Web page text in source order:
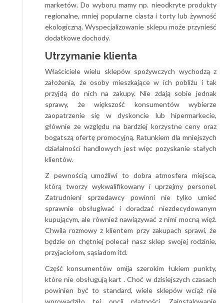
marketów. Do wyboru mamy np. nieodkryte produkty
regionalne, mniej popularne ciasta i torty lub żywność
ekologiczną. Wyspecjalizowanie sklepu może przynieść
dodatkowe dochody.
Utrzymanie klienta
Właściciele wielu sklepów spożywczych wychodzą z
założenia, że osoby mieszkające w ich pobliżu i tak
przyjdą do nich na zakupy. Nie zdają sobie jednak
sprawy, że większość konsumentów wybierze
zaopatrzenie się w dyskoncie lub hipermarkecie,
głównie ze względu na bardziej korzystne ceny oraz
bogatszą ofertę promocyjną. Ratunkiem dla mniejszych
działalności handlowych jest więc pozyskanie stałych
klientów.
Z pewnością umożliwi to dobra atmosfera miejsca,
którą tworzy wykwalifikowany i uprzejmy personel.
Zatrudnieni sprzedawcy powinni nie tylko umieć
sprawnie obsługiwać i doradzać niezdecydowanym
kupującym, ale również nawiązywać z nimi mocną więź.
Chwila rozmowy z klientem przy zakupach sprawi, że
będzie on chętniej polecał nasz sklep swojej rodzinie,
przyjaciołom, sąsiadom itd.
Część konsumentów omija szerokim łukiem punkty,
które nie obsługują kart . Choć w dzisiejszych czasach
powinien być to standard, wiele sklepów wciąż nie
wprowadziło tej opcji płatności. Zainstalowanie